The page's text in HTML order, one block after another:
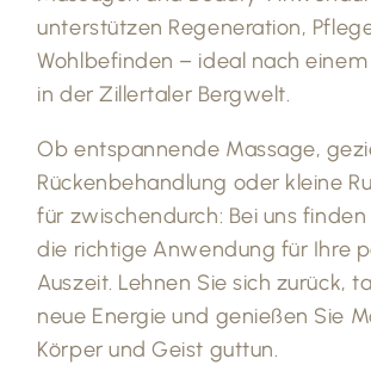
unterstützen Regeneration,
Wohlbefinden – ideal nach
in der Zillertaler Bergwelt.
Ob entspannende Massage,
Rückenbehandlung oder kleine
für zwischendurch: Bei uns
die richtige Anwendung für Ihre
Auszeit. Lehnen Sie sich zurück,
neue Energie und genießen Sie
Körper und Geist guttun.